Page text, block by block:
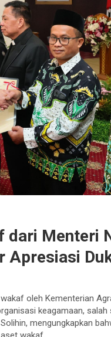
dari Menteri
Apresiasi
oleh Kementerian
keagamaan, salah
mengungkapkan